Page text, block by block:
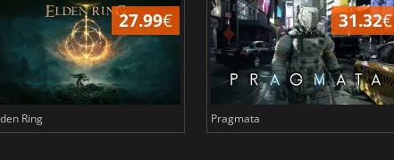
27.99€
Ring
31.32€
Pragmata